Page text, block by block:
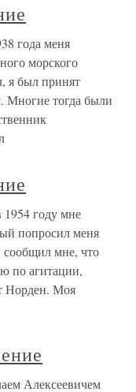
года меня
морского
я был принят
тогда были
году мне
попросил меня
мне, что
по агитации,
Норден. Моя
Алексеевичем